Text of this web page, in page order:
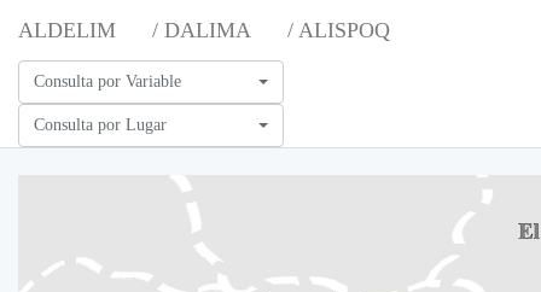
ALDELIM / DALIMA / ALISPOQ
Consulta por Variable
Consulta por Lugar